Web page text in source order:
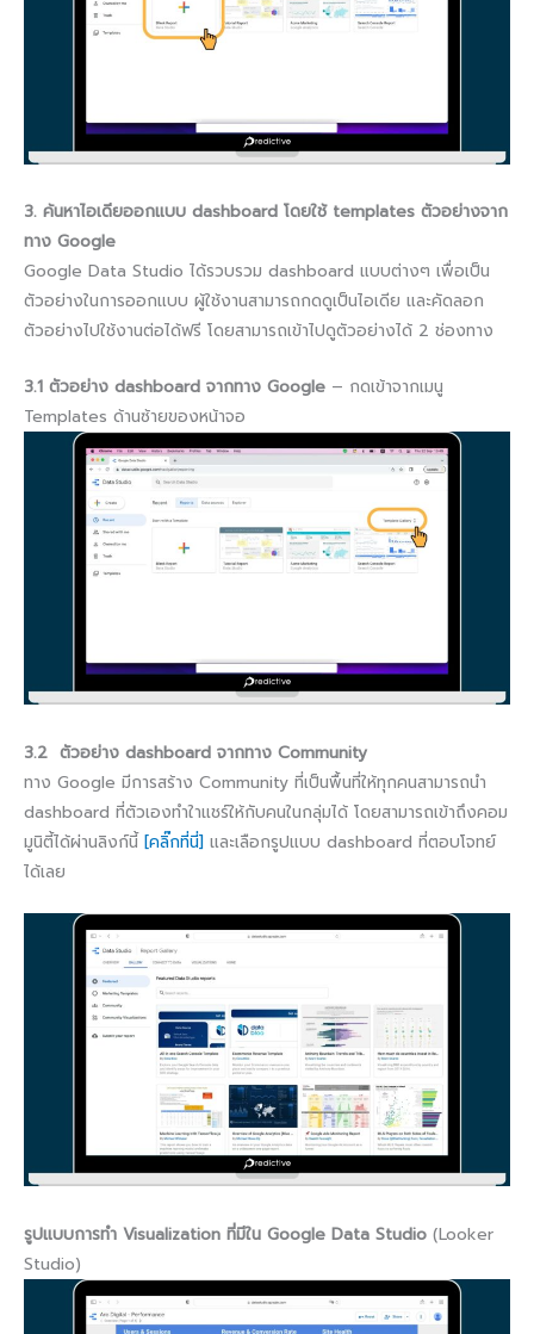
3. ค้นหาไอเดียออกแบบ dashboard โดยใช้ templates ตัวอย่างจาก
ทาง Google
Google Data Studio ได้รวบรวม dashboard แบบต่างๆ เพื่อเป็น
ตัวอย่างในการออกแบบ ผู้ใช้งานสามารถกดดูเป็นไอเดีย และคัดลอก
ตัวอย่างไปใช้งานต่อได้ฟรี โดยสามารถเข้าไปดูตัวอย่างได้ 2 ช่องทาง
3.1 ตัวอย่าง dashboard จากทาง Google – กดเข้าจากเมนู
Templates ด้านซ้ายของหน้าจอ
3.2 ตัวอย่าง dashboard จากทาง Community
ทาง Google มีการสร้าง Community ที่เป็นพื้นที่ให้ทุกคนสามารถนำ
dashboard ที่ตัวเองทำใาแชร์ให้กับคนในกลุ่มได้ โดยสามารถเข้าถึงคอม
มูนิตี้ได้ผ่านลิงก์นี้[คลิ๊กที่นี่] และเลือกรูปแบบ dashboard ที่ตอบโจทย์
ได้เลย
รูปแบบการทำ Visualization ที่มีใน Google Data Studio (Looker
Studio)